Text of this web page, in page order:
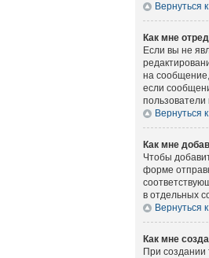
Вернуться
Как мне
Если вы не
на
если
пользователи
Вернуться
Как мне
Чтобы
форме
в отдельных
Вернуться
Как мне
При